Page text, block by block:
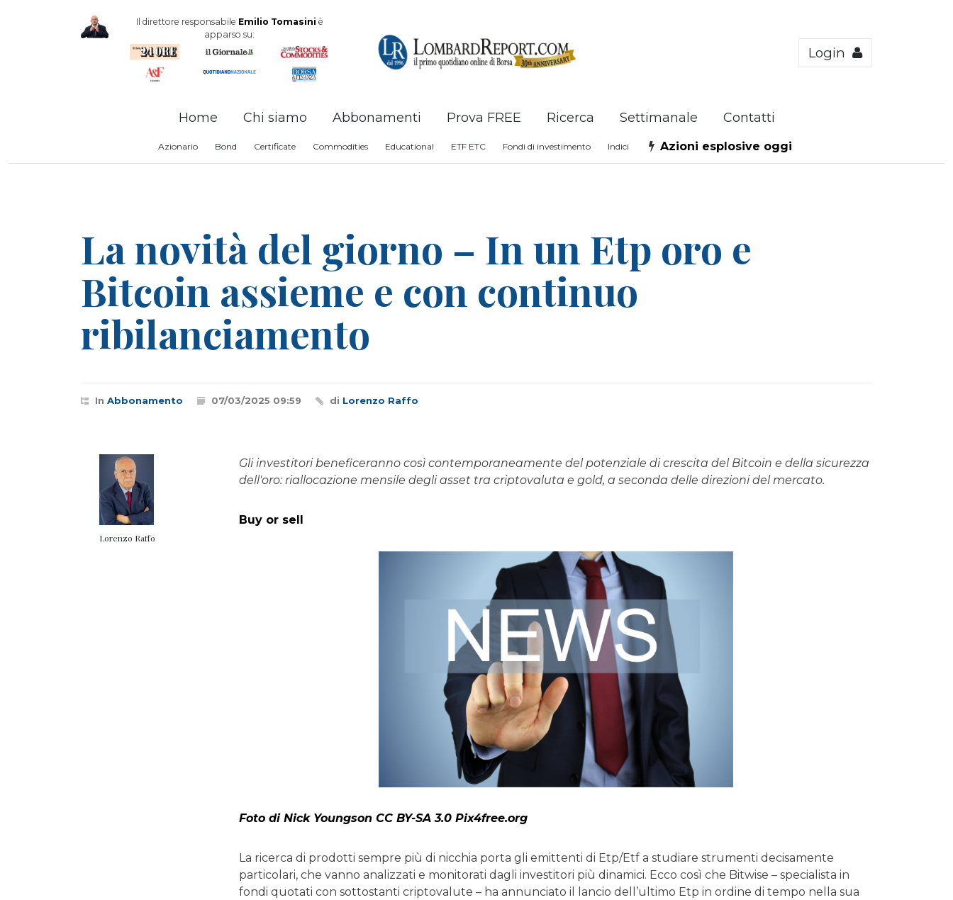
Il direttore responsabile Emilio Tomasini è
apparso su:
Login
Home Chi siamo Abbonamenti Prova FREE Ricerca Settimanale Contatti
Azionario Bond Certificate Commodities Educational ETF ETC Fondi di investimento Indici Azioni esplosive oggi
La novità del giorno – In un Etp oro e
Bitcoin assieme e con continuo
ribilanciamento
In Abbonamento 07/03/2025 09:59 di Lorenzo Raffo
Gli investitori beneficeranno così contemporaneamente del potenziale di crescita del Bitcoin e della sicurezza
dell'oro: riallocazione mensile degli asset tra criptovaluta e gold, a seconda delle direzioni del mercato.
Buy or sell
Foto di Nick Youngson CC BY-SA 3.0 Pix4free.org
La ricerca di prodotti sempre più di nicchia porta gli emittenti di Etp/Etf a studiare strumenti decisamente
particolari, che vanno analizzati e monitorati dagli investitori più dinamici. Ecco così che Bitwise – specialista in
fondi quotati con sottostanti criptovalute – ha annunciato il lancio dell’ultimo Etp in ordine di tempo nella sua
Lorenzo Raffo